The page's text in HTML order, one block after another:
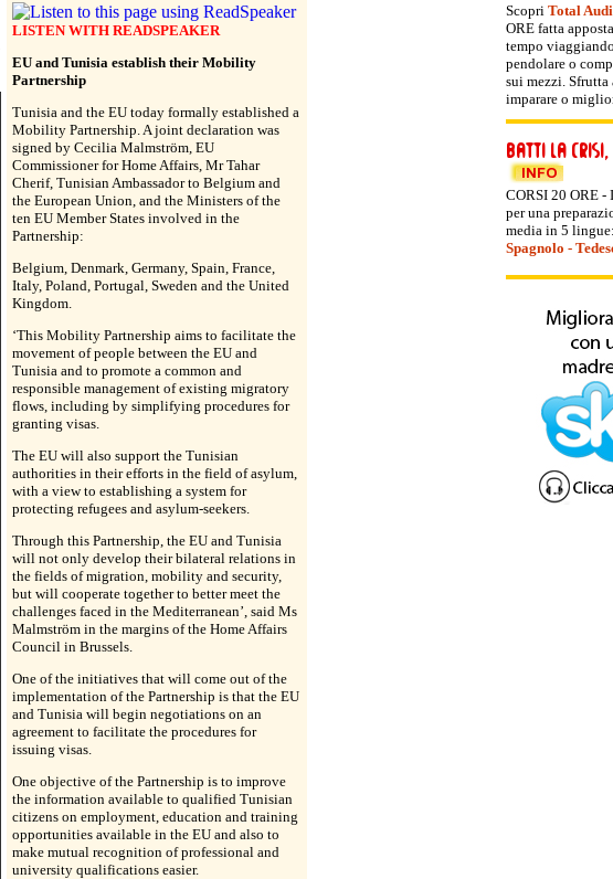
LISTEN WITH READSPEAKER
EU and Tunisia establish their Mobility
Partnership
Tunisia and the EU today formally established a
Mobility Partnership. A joint declaration was
signed by Cecilia Malmström, EU
Commissioner for Home Affairs, Mr Tahar
Cherif, Tunisian Ambassador to Belgium and
the European Union, and the Ministers of the
ten EU Member States involved in the
Partnership:
Belgium, Denmark, Germany, Spain, France,
Italy, Poland, Portugal, Sweden and the United
Kingdom.
‘This Mobility Partnership aims to facilitate the
movement of people between the EU and
Tunisia and to promote a common and
responsible management of existing migratory
flows, including by simplifying procedures for
granting visas.
The EU will also support the Tunisian
authorities in their efforts in the field of asylum,
with a view to establishing a system for
protecting refugees and asylum-seekers.
Through this Partnership, the EU and Tunisia
will not only develop their bilateral relations in
the fields of migration, mobility and security,
but will cooperate together to better meet the
challenges faced in the Mediterranean’, said Ms
Malmström in the margins of the Home Affairs
Council in Brussels.
One of the initiatives that will come out of the
implementation of the Partnership is that the EU
and Tunisia will begin negotiations on an
agreement to facilitate the procedures for
issuing visas.
One objective of the Partnership is to improve
the information available to qualified Tunisian
citizens on employment, education and training
opportunities available in the EU and also to
make mutual recognition of professional and
university qualifications easier.
Scopri Total
ORE fatta
tempo
pendolare o
sui mezzi.
imparare o
CORSI 20 ORE
per una
media in 5
Spagnolo -